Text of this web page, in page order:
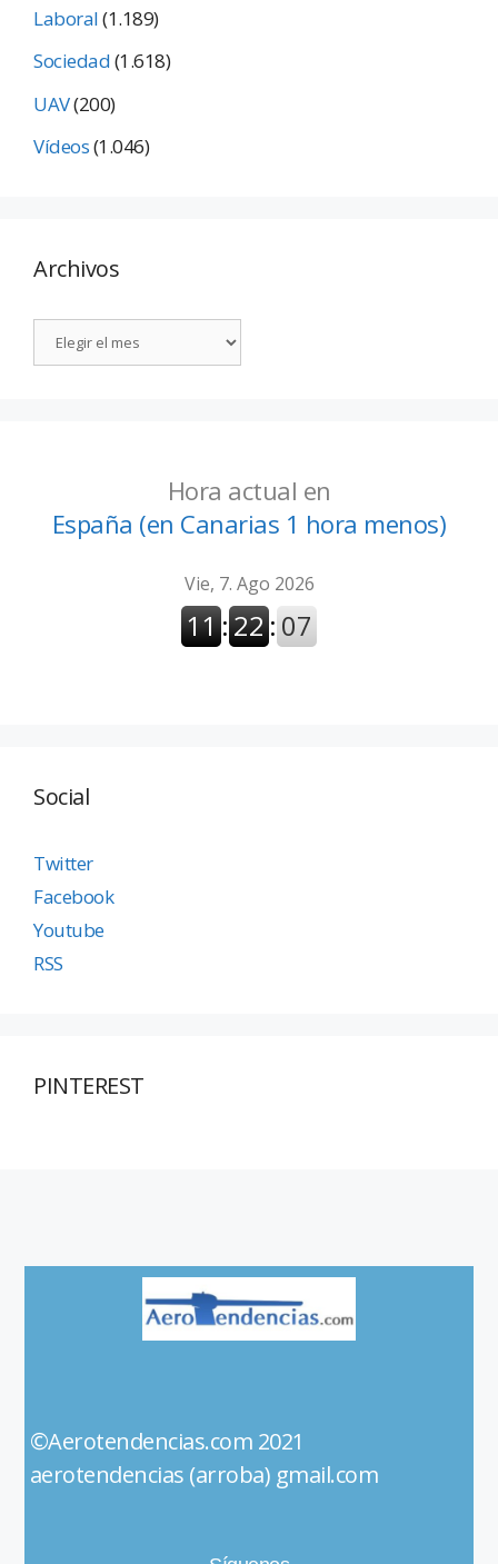
Laboral(1.189)
Sociedad(1.618)
UAV(200)
Vídeos(1.046)
Archivos
Hora actual en
España (en Canarias 1 hora menos)
Social
Twitter
Facebook
Youtube
RSS
PINTEREST
©Aerotendencias.com 2021
aerotendencias (arroba) gmail.com